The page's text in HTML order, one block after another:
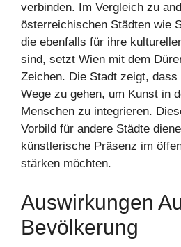
verbinden. Im Vergleich zu
österreichischen Städten wie
die ebenfalls für ihre
sind, setzt Wien mit dem
Zeichen. Die Stadt zeigt,
Wege zu gehen, um Kunst in
Menschen zu integrieren.
Vorbild für andere Städte
künstlerische Präsenz im
stärken möchten.
Auswirkungen
Bevölkerung